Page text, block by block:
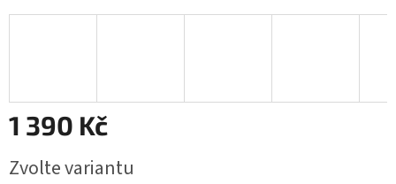
1 390 Kč
cena:
Zvolte variantu